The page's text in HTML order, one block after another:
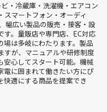
・冷蔵庫・洗濯機・エアコン
スマートフォン・オーディ
幅広い製品の販売・接客・設
す。量販店や専門店、EC対応
場は多岐にわたります。製品
すが、マニュアルや研修制度
安心してスタート可能。機械
電に囲まれて働きたい方にぴ
快適にする商品を提案でき